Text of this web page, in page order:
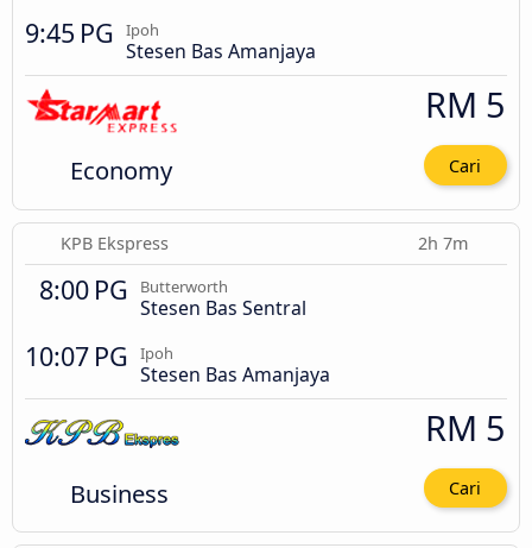
9:45 PG Ipoh
Stesen Bas Amanjaya
Economy
RM 5
Cari
KPB Ekspress 2h 7m
8:00 PG Butterworth
Stesen Bas Sentral
10:07 PG Ipoh
Stesen Bas Amanjaya
Business
RM 5
Cari